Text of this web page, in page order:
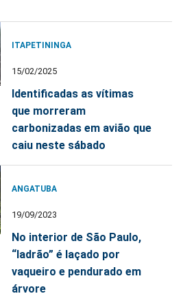
ITAPETININGA
15/02/2025
Identificadas as vítimas
que morreram
carbonizadas em avião que
caiu neste sábado
ANGATUBA
19/09/2023
No interior de São Paulo,
“ladrão” é laçado por
vaqueiro e pendurado em
árvore